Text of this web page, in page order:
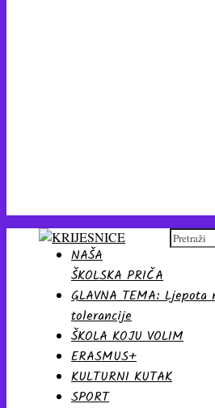
NAŠA
ŠKOLSKA PRIČA
GLAVNA TEMA:
tolerancije
ŠKOLA KOJU VOLIM
ERASMUS+
KULTURNI KUTAK
SPORT